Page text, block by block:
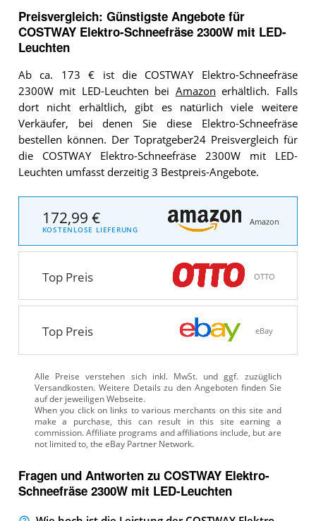
Preisvergleich: Günstigste Angebote für
COSTWAY Elektro-Schneefräse 2300W mit LED-
Leuchten
Ab ca. 173 € ist die COSTWAY Elektro-Schneefräse
2300W mit LED-Leuchten bei Amazon erhältlich. Falls
dort nicht erhältlich, gibt es natürlich viele weitere
Verkäufer, bei denen Sie diese Elektro-Schneefräse
bestellen können. Der Topratgeber24 Preisvergleich für
die COSTWAY Elektro-Schneefräse 2300W mit LED-
Leuchten umfasst derzeitig 3 Bestpreis-Angebote.
172,99 €
KOSTENLOSE LIEFERUNG
Amazon
Top Preis OTTO
Top Preis eBay
Alle Preise verstehen sich inkl. MwSt. und ggf. zuzüglich
Versandkosten. Weitere Details zu den Angeboten finden Sie
auf der jeweiligen Webseite.
Fragen und Antworten zu COSTWAY Elektro-
Schneefräse 2300W mit LED-Leuchten